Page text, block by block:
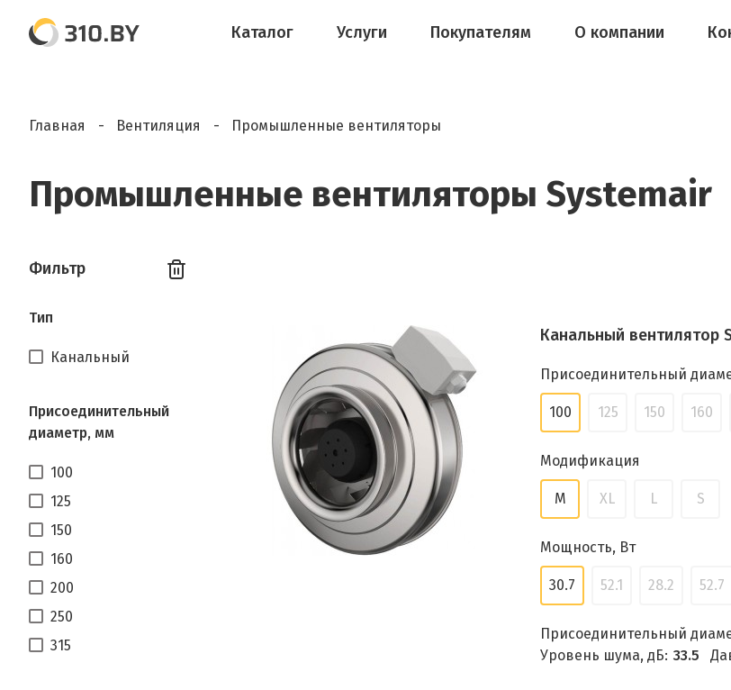
Каталог Услуги Покупателям О компании
Главная Вентиляция Промышленные вентиляторы
Промышленные вентиляторы Systemair
Фильтр
Присоединительный
диаметр, мм
100
125
150
160
200
250
315
Тип
Канальный
Канальный вентилятор
Присоединительный
100 125 150 160
Модификация
M XL L S
Мощность, Вт
30.7 52.1 28.2 52.7
Присоединительный
Уровень шума, дБ: 33.5